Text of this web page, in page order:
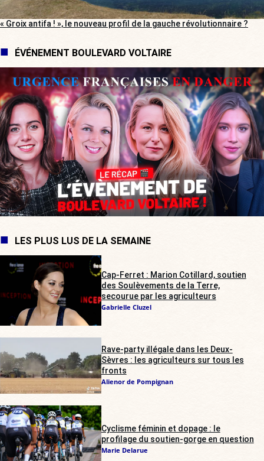
« Groix antifa ! », le nouveau profil de la gauche révolutionnaire ?
ÉVÉNEMENT BOULEVARD VOLTAIRE
LES PLUS LUS DE LA SEMAINE
Cap-Ferret : Marion Cotillard, soutien
des Soulèvements de la Terre,
secourue par les agriculteurs
Gabrielle Cluzel
Rave-party illégale dans les Deux-
Sèvres : les agriculteurs sur tous les
fronts
Alienor de Pompignan
Cyclisme féminin et dopage : le
profilage du soutien-gorge en question
Marie Delarue